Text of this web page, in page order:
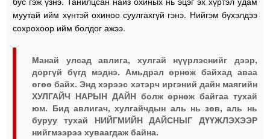
муутай ийм хүнтэй охиноо суулгахгүй гэнэ. Нийгэм бүхэлдээ
сохрохоор ийм болдог ажээ.
Манай улсад авлига, хулгай нүүрлэснийг дээр,
доргүй бүгд мэднэ. Амьдрал өрнөж байхад аваа
өгөө байх. Энд хэрээс хэтэрч иргэний дайн маягийн
ХУЛГАЙЧ НАРЫН ДАЙН болж өрнөж байгаа тухай
юм. Бид авлигач, хулгайчдын аль нь зөв, аль нь
буруу тухай НИЙГМИЙН ДАЙСНЫГ ДҮҮЖЛЭХЭЭР
нийгмээрээ хуваагдаж байна.